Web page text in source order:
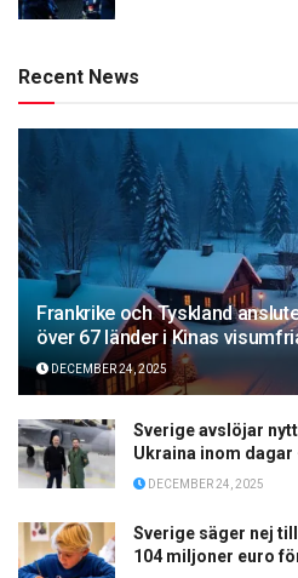
Recent News
Frankrike och Tyskland
över 67 länder i Kinas
DECEMBER 24, 2025
Sverige avslöjar
Ukraina inom dagar
DECEMBER 24, 2025
Sverige säger nej
104 miljoner euro